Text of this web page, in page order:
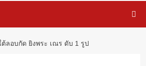
ต้ลอบกัด ยิงพระ เณร ดับ 1 รูป